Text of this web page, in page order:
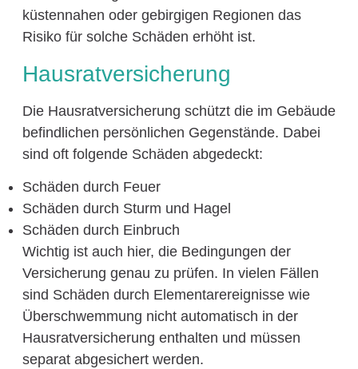
küstennahen oder gebirgigen Regionen das
Risiko für solche Schäden erhöht ist.
Hausratversicherung
Die Hausratversicherung schützt die im Gebäude
befindlichen persönlichen Gegenstände. Dabei
sind oft folgende Schäden abgedeckt:
Schäden durch Feuer
Schäden durch Sturm und Hagel
Schäden durch Einbruch
Wichtig ist auch hier, die Bedingungen der
Versicherung genau zu prüfen. In vielen Fällen
sind Schäden durch Elementarereignisse wie
Überschwemmung nicht automatisch in der
Hausratversicherung enthalten und müssen
separat abgesichert werden.